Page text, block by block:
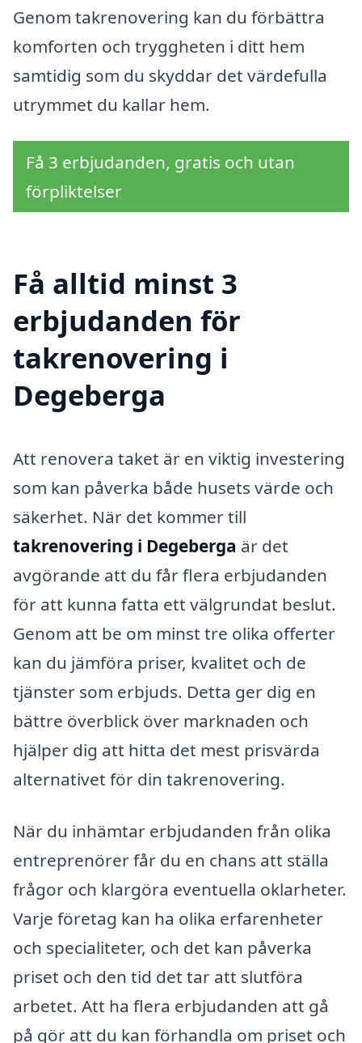
Genom takrenovering kan du förbättra
komforten och tryggheten i ditt hem
samtidig som du skyddar det värdefulla
utrymmet du kallar hem.
Få 3 erbjudanden, gratis och utan
förpliktelser
Få alltid minst 3
erbjudanden för
takrenovering i
Degeberga
Att renovera taket är en viktig investering
som kan påverka både husets värde och
säkerhet. När det kommer till
takrenovering i Degeberga är det
avgörande att du får flera erbjudanden
för att kunna fatta ett välgrundat beslut.
Genom att be om minst tre olika offerter
kan du jämföra priser, kvalitet och de
tjänster som erbjuds. Detta ger dig en
bättre överblick över marknaden och
hjälper dig att hitta det mest prisvärda
alternativet för din takrenovering.
När du inhämtar erbjudanden från olika
entreprenörer får du en chans att ställa
frågor och klargöra eventuella oklarheter.
Varje företag kan ha olika erfarenheter
och specialiteter, och det kan påverka
priset och den tid det tar att slutföra
arbetet. Att ha flera erbjudanden att gå
på gör att du kan förhandla om priset och